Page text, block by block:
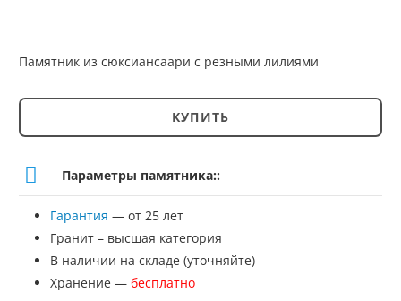
Памятник из сюксиансаари с резными лилиями
Количество
товара
Памятник
ВТВ-136
КУПИТЬ
Параметры памятника::
Гарантия — от 25 лет
Гранит – высшая категория
В наличии на складе (уточняйте)
Хранение — бесплатно